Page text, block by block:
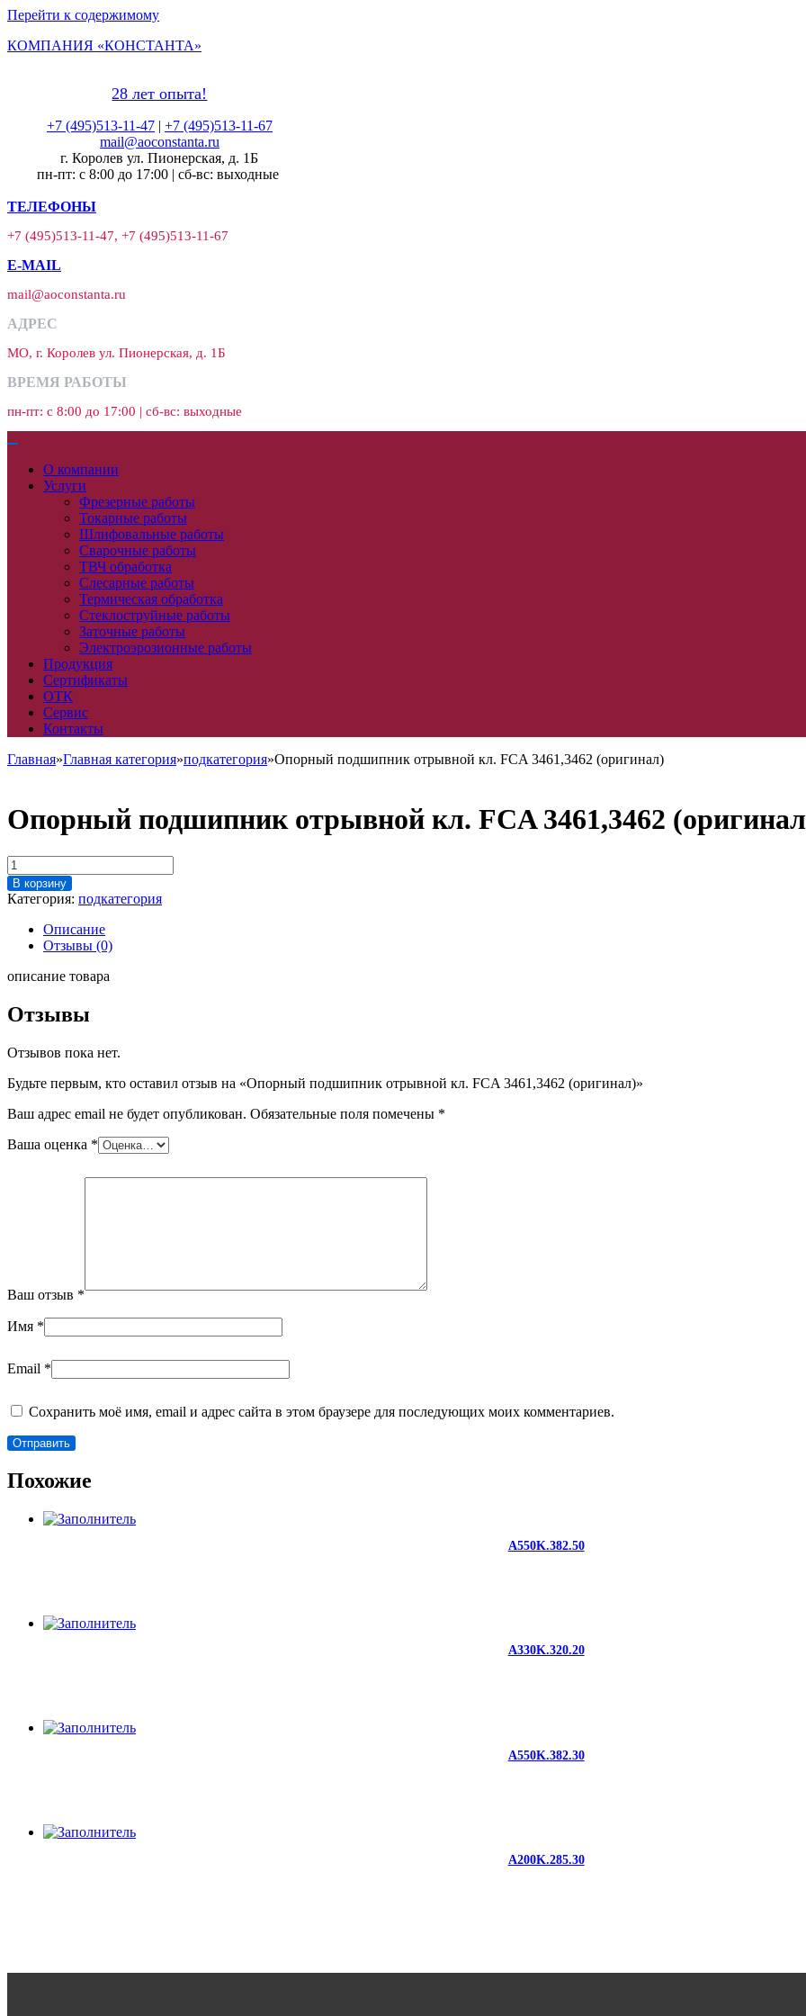
Перейти к содержимому
КОМПАНИЯ «КОНСТАНТА»
28 лет опыта!
+7 (495)513-11-47| +7 (495)513-11-67
mail@aoconstanta.ru
г. Королев ул. Пионерская, д. 1Б
пн-пт: с 8:00 до 17:00 | сб-вс: выходные
ТЕЛЕФОНЫ
+7 (495)513-11-47, +7 (495)513-11-67
E-MAIL
mail@aoconstanta.ru
АДРЕС
МО, г. Королев ул. Пионерская, д. 1Б
ВРЕМЯ РАБОТЫ
пн-пт: с 8:00 до 17:00 | сб-вс: выходные
О компании
Услуги
Фрезерные работы
Токарные работы
Шлифовальные работы
Сварочные работы
ТВЧ обработка
Слесарные работы
Термическая обработка
Стеклоструйные работы
Заточные работы
Электроэрозионные работы
Продукция
Сертификаты
ОТК
Сервис
Контакты
Главная»Главная категория»подкатегория»Опорный подшипник отрывной кл. FCA 3461,3462 (оригинал)
Опорный подшипник отрывной кл. FCA 3461,3462
Количество
товара
Опорный
подшипник
отрывной
3461,3462
В корзину
Категория: подкатегория
Описание
Отзывы (0)
описание товара
Отзывы
Отзывов пока нет.
Будьте первым, кто оставил отзыв на «Опорный подшипник отрывной кл. FCA 3461,3462 (оригинал)»
Ваш адрес email не будет опубликован. Обязательные поля помечены *
Ваша оценка *
Ваш отзыв *
Имя *
Email *
Сохранить моё имя, email и адрес сайта в этом браузере для последующих моих комментариев.
Похожие
A550K.382.50
A330K.320.20
A550K.382.30
A200K.285.30